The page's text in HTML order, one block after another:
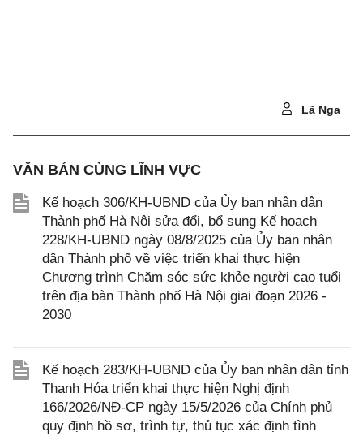
Lã Nga
VĂN BẢN CÙNG LĨNH VỰC
Kế hoạch 306/KH-UBND của Ủy ban nhân dân
Thành phố Hà Nội sửa đổi, bổ sung Kế hoạch
228/KH-UBND ngày 08/8/2025 của Ủy ban nhân
dân Thành phố về việc triển khai thực hiện
Chương trình Chăm sóc sức khỏe người cao tuổi
trên địa bàn Thành phố Hà Nội giai đoạn 2026 -
2030
Kế hoạch 283/KH-UBND của Ủy ban nhân dân tỉnh
Thanh Hóa triển khai thực hiện Nghị định
166/2026/NĐ-CP ngày 15/5/2026 của Chính phủ
quy định hồ sơ, trình tự, thủ tục xác định tình